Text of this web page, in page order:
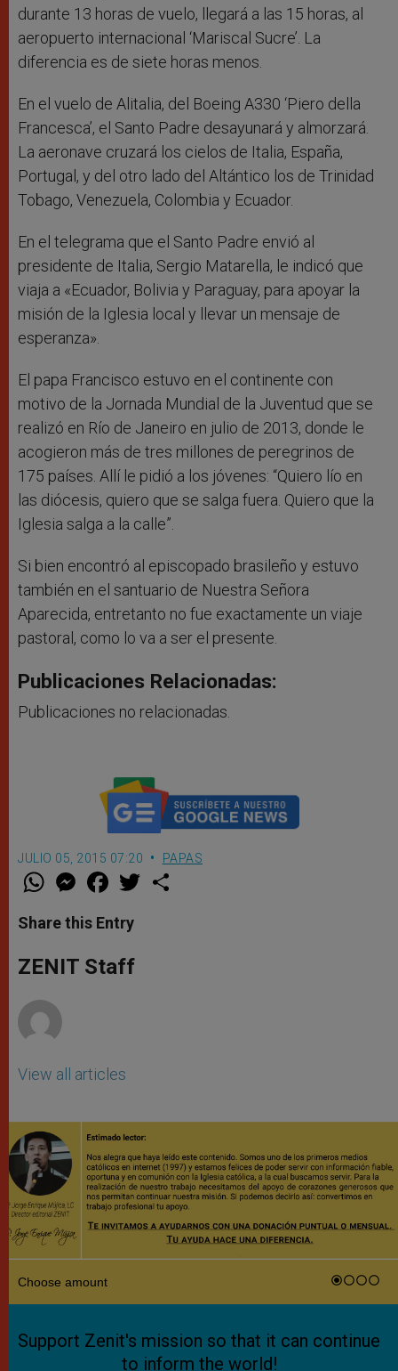
durante 13 horas de vuelo, llegará a las 15 horas, al
aeropuerto internacional ‘Mariscal Sucre’. La
diferencia es de siete horas menos.
En el vuelo de Alitalia, del Boeing A330 ‘Piero della
Francesca’, el Santo Padre desayunará y almorzará.
La aeronave cruzará los cielos de Italia, España,
Portugal, y del otro lado del Altántico los de Trinidad
Tobago, Venezuela, Colombia y Ecuador.
En el telegrama que el Santo Padre envió al
presidente de Italia, Sergio Matarella, le indicó que
viaja a «Ecuador, Bolivia y Paraguay, para apoyar la
misión de la Iglesia local y llevar un mensaje de
esperanza».
El papa Francisco estuvo en el continente con
motivo de la Jornada Mundial de la Juventud que se
realizó en Río de Janeiro en julio de 2013, donde le
acogieron más de tres millones de peregrinos de
175 países. Allí le pidió a los jóvenes: “Quiero lío en
las diócesis, quiero que se salga fuera. Quiero que la
Iglesia salga a la calle”.
Si bien encontró al episcopado brasileño y estuvo
también en el santuario de Nuestra Señora
Aparecida, entretanto no fue exactamente un viaje
pastoral, como lo va a ser el presente.
Publicaciones Relacionadas:
Publicaciones no relacionadas.
JULIO 05, 2015 07:20 PAPAS
W
t
s
p
p
M
e
s
e
g
e
F
a
e
b
o
k
w
Share this Entry
ZENIT Staff
View all articles